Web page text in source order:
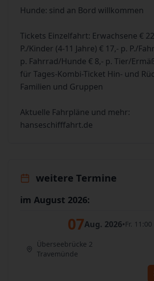
Hunde: sind an Bord willkommen
Tickets Einzelfahrt: Erwachsene €
P./Kinder (4-11 Jahre) € 17,- p. P./
p. Fahrrad/Hunde € 8,- p. Tier/
für Tages-Kombi-Ticket Hin- und
Familien und Gruppen
Aktuelle Fahrpläne und mehr:
hanseschifffahrt.de
weitere Termine
im August 2026:
07Aug. 2026•Fr. 11:00
Überseebrücke 2
Travemünde